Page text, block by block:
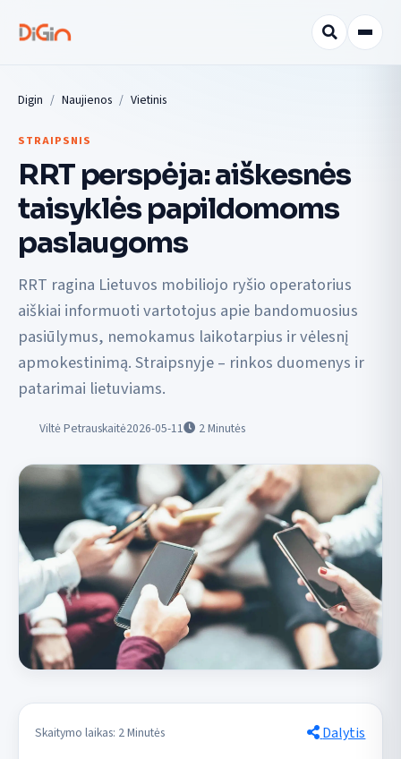
Digin Naujienos Vietinis
STRAIPSNIS
RRT perspėja: aiškesnės
taisyklės papildomoms
paslaugoms
RRT ragina Lietuvos mobiliojo ryšio operatorius
aiškiai informuoti vartotojus apie bandomuosius
pasiūlymus, nemokamus laikotarpius ir vėlesnį
apmokestinimą. Straipsnyje – rinkos duomenys ir
patarimai lietuviams.
Viltė Petrauskaitė2026-05-11 2Minutės
Skaitymo laikas: 2 Minutės Dalytis